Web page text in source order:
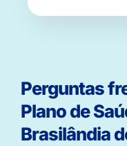
Perguntas
Plano de
Brasilândia